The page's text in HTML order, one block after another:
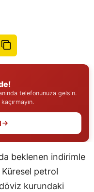
telefonunuza gelsin.
beklenen indirimle
Küresel petrol
kurundaki